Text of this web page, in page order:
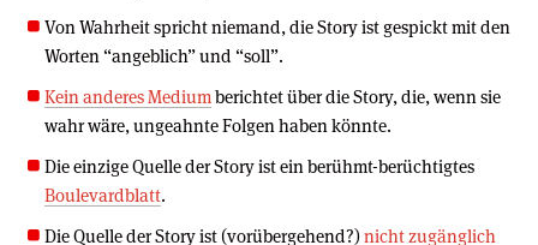
Von Wahrheit spricht niemand, die Story ist gespickt mit den
Worten “angeblich” und “soll”.
Kein anderes Mediumberichtet über die Story, die, wenn sie
wahr wäre, ungeahnte Folgen haben könnte.
Die einzige Quelle der Story ist ein berühmt-berüchtigtes
Boulevardblatt.
Die Quelle der Story ist (vorübergehend?) nicht zugänglich